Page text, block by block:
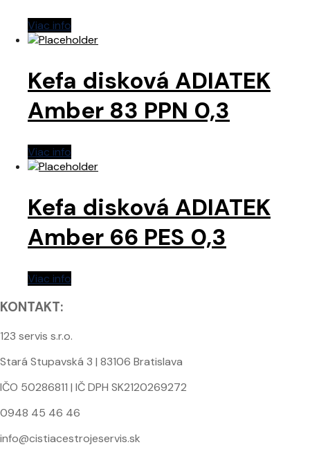
Viac info
Kefa disková ADIATEK
Amber 83 PPN 0,3
Viac info
Kefa disková ADIATEK
Amber 66 PES 0,3
Viac info
KONTAKT:
123 servis s.r.o.
Stará Stupavská 3 | 83106 Bratislava
IČO 50286811 | IČ DPH SK2120269272
0948 45 46 46
info@cistiacestrojeservis.sk